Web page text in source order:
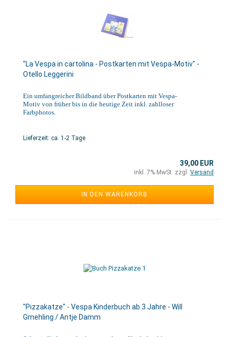
"La Vespa in cartolina - Postkarten mit Vespa-Motiv" -
Otello Leggerini
Ein umfangreicher Bildband über Postkarten mit Vespa-
Motiv von früher bis in die heutige Zeit inkl. zahlloser
Farbphotos.
Lieferzeit: ca. 1-2 Tage
39,00 EUR
inkl. 7% MwSt. zzgl. Versand
IN DEN WARENKORB
"Pizzakatze" - Vespa Kinderbuch ab 3 Jahre - Will
Gmehling / Antje Damm